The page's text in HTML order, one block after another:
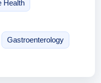
Health
Gastroenterology